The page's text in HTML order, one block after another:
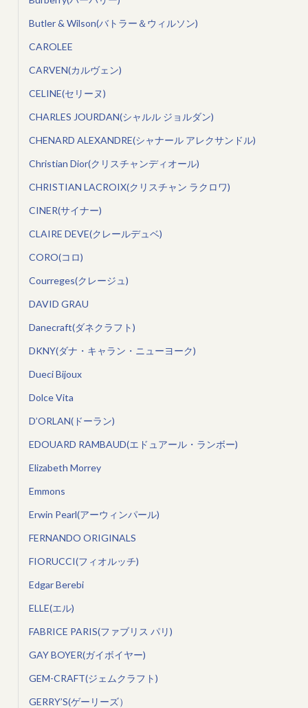
Butler & Wilson(バトラー＆ウィルソン)
CAROLEE
CARVEN(カルヴェン)
CELINE(セリーヌ)
CHARLES JOURDAN(シャルル ジョルダン)
CHENARD ALEXANDRE(シャナール アレクサンドル)
Christian Dior(クリスチャンディオール)
CHRISTIAN LACROIX(クリスチャン ラクロワ)
CINER(サイナー)
CLAIRE DEVE(クレールデュベ)
CORO(コロ)
Courreges(クレージュ)
DAVID GRAU
Danecraft(ダネクラフト)
DKNY(ダナ・キャラン・ニューヨーク)
Dueci Bijoux
Dolce Vita
D’ORLAN(ドーラン)
EDOUARD RAMBAUD(エドュアール・ランボー)
Elizabeth Morrey
Emmons
Erwin Pearl(アーウィンパール)
FERNANDO ORIGINALS
FIORUCCI(フィオルッチ)
Edgar Berebi
ELLE(エル)
FABRICE PARIS(ファブリス パリ)
GAY BOYER(ガイボイヤー)
GEM-CRAFT(ジェムクラフト)
GERRY’S(ゲーリーズ）